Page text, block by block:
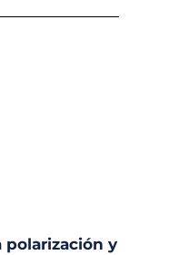
polarización y